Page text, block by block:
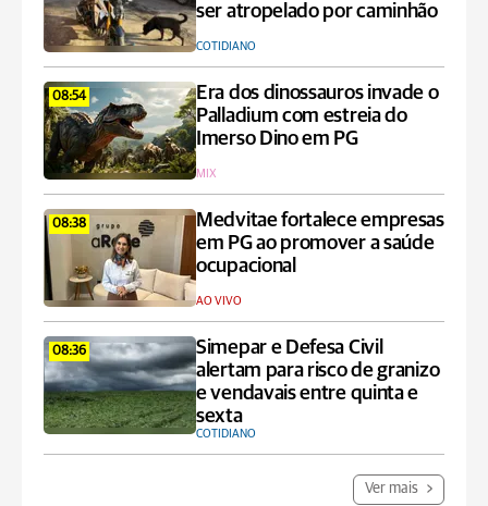
ser atropelado por caminhão
COTIDIANO
08:54
Era dos dinossauros invade o
Palladium com estreia do
Imerso Dino em PG
MIX
08:38
Medvitae fortalece empresas
em PG ao promover a saúde
ocupacional
AO VIVO
08:36
Simepar e Defesa Civil
alertam para risco de granizo
e vendavais entre quinta e
sexta
COTIDIANO
Ver mais